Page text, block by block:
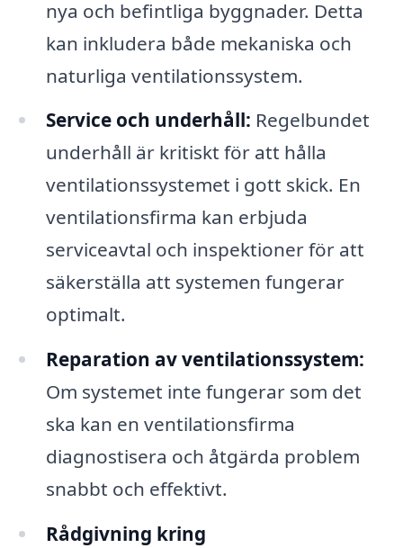
nya och befintliga byggnader. Detta
kan inkludera både mekaniska och
naturliga ventilationssystem.
Service och underhåll: Regelbundet
underhåll är kritiskt för att hålla
ventilationssystemet i gott skick. En
ventilationsfirma kan erbjuda
serviceavtal och inspektioner för att
säkerställa att systemen fungerar
optimalt.
Reparation av ventilationssystem:
Om systemet inte fungerar som det
ska kan en ventilationsfirma
diagnostisera och åtgärda problem
snabbt och effektivt.
Rådgivning kring